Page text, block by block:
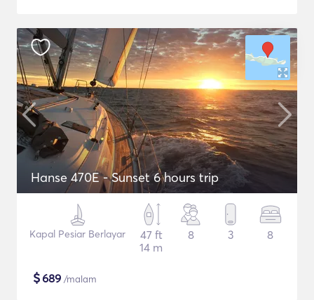
Hanse 470E - Sunset 6 hours trip
Kapal Pesiar Berlayar
47 ft
14 m
8 3 8
$689 /malam